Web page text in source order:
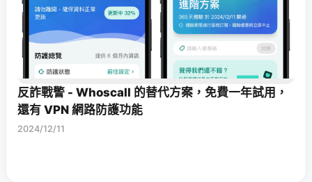
反詐戰警 - Whoscall 的替代方案，免費一年試用，
還有 VPN 網路防護功能
2024/12/11